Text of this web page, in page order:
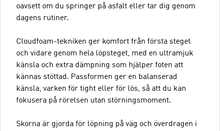
oavsett om du springer på asfalt eller tar dig genom
dagens rutiner.
Cloudfoam-tekniken ger komfort från första steget
och vidare genom hela löpsteget, med en ultramjuk
känsla och extra dämpning som hjälper foten att
kännas stöttad. Passformen ger en balanserad
känsla, varken för tight eller för lös, så att du kan
fokusera på rörelsen utan störningsmoment.
Skorna är gjorda för löpning på väg och överdragen i